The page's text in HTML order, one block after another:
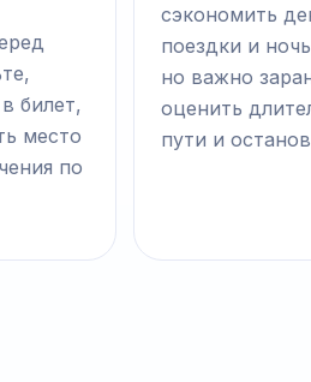
билет,
место
по
сэкономить
поездки и
но важно
оценить
пути и